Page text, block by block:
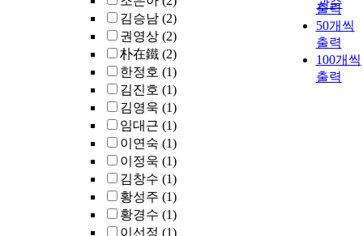
김승남 (2)
권영상 (2)
朴在鐵 (2)
한정호 (1)
김진호 (1)
김영욱 (1)
임대근 (1)
이연숙 (1)
이정욱 (1)
김창수 (1)
황성주 (1)
황경수 (1)
이선정 (1)
관순
출력
50개씩
출력
100개씩
출력